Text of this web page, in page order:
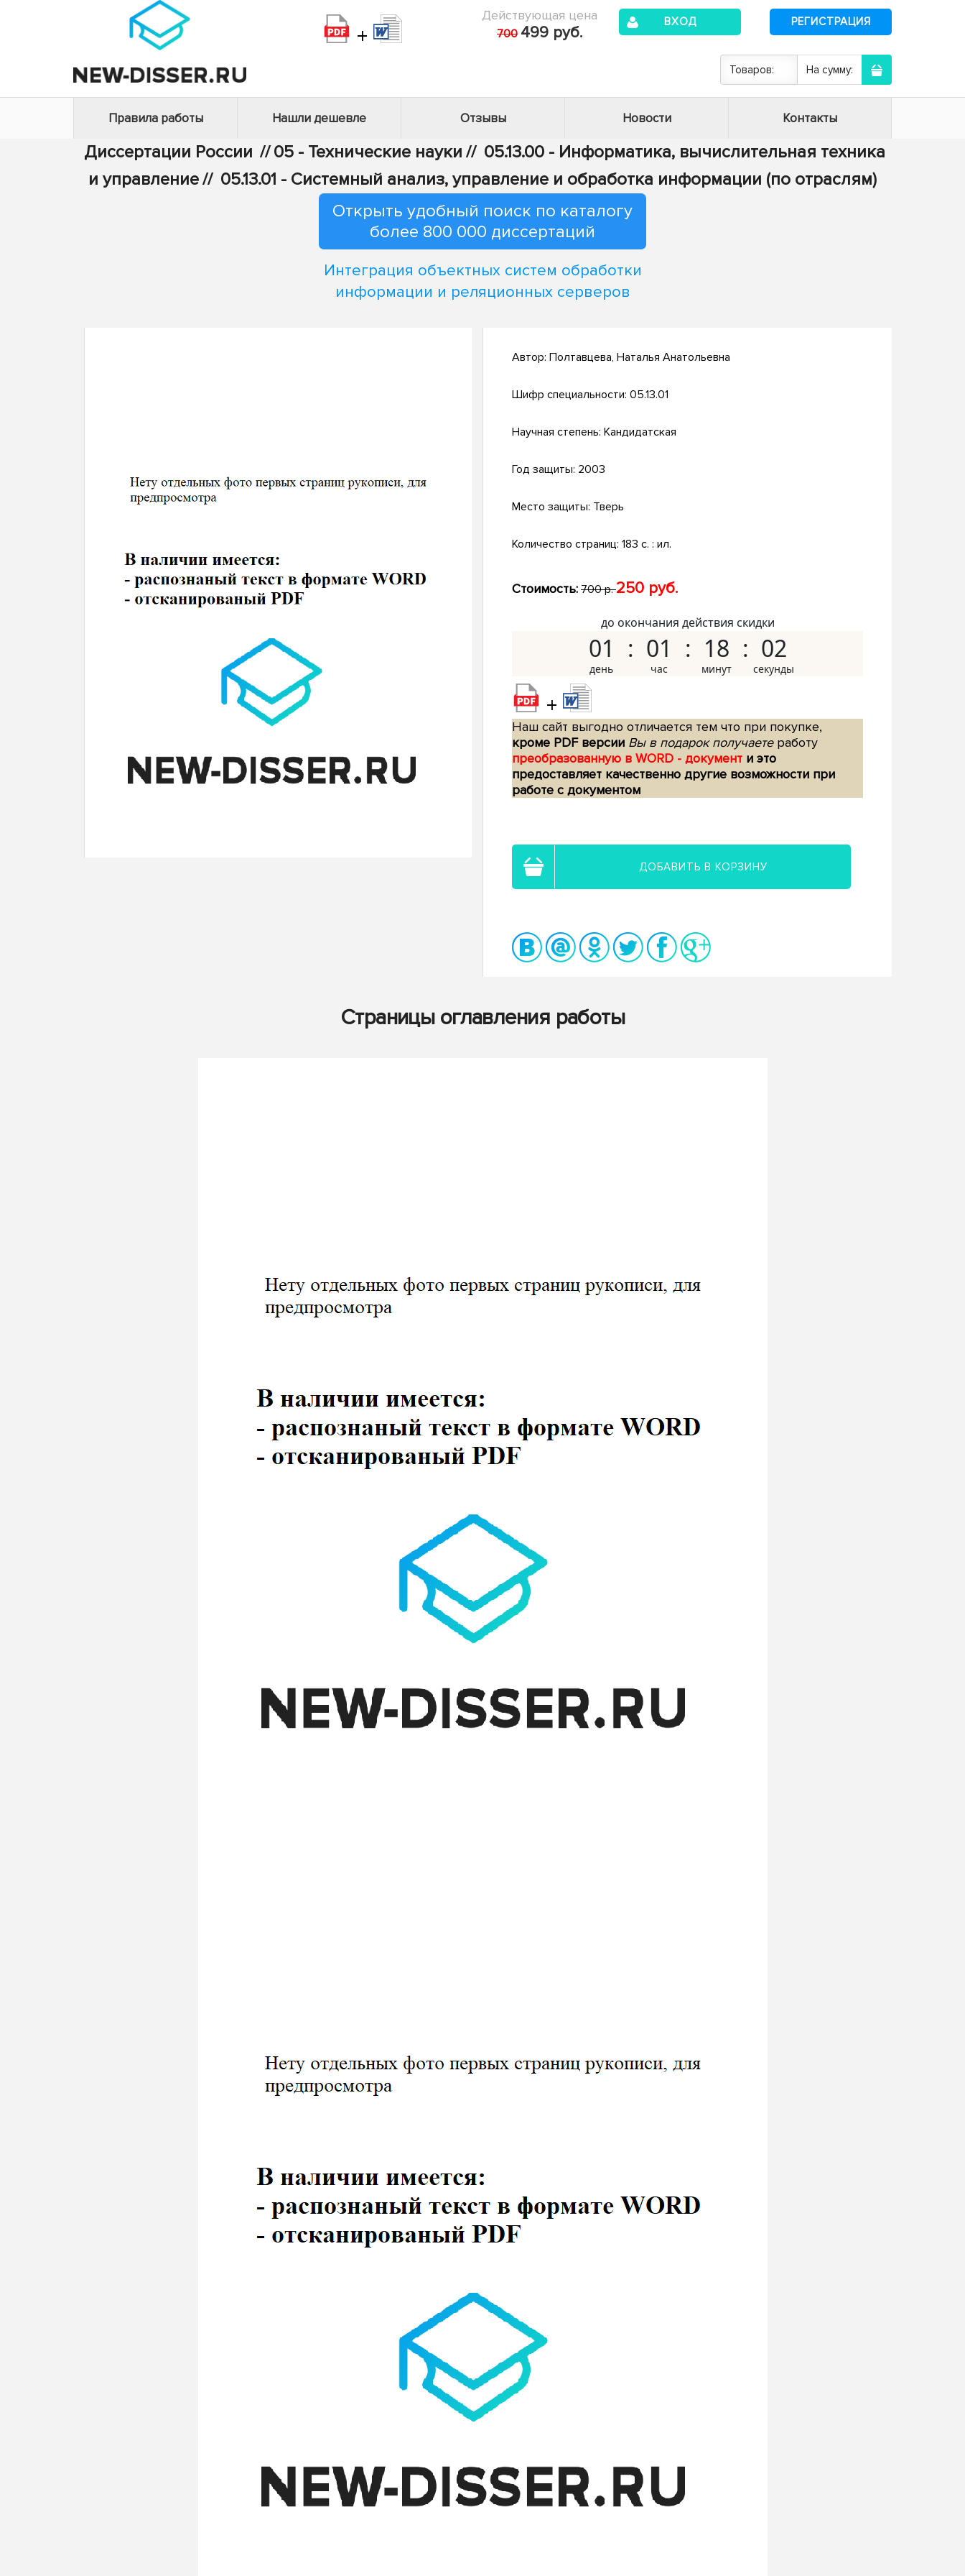
+
Действующая цена
700 499 руб.
ВХОД РЕГИСТРАЦИЯ
Товаров: На сумму:
Правила работы Нашли дешевле Отзывы Новости Контакты
Диссертации России // 05 - Технические науки // 05.13.00 - Информатика, вычислительная техника
и управление// 05.13.01 - Системный анализ, управление и обработка информации (по отраслям)
Открыть удобный поиск по каталогу
более 800 000 диссертаций
Интеграция объектных систем обработки
информации и реляционных серверов
Автор: Полтавцева, Наталья Анатольевна
Шифр специальности: 05.13.01
Научная степень: Кандидатская
Год защиты: 2003
Место защиты: Тверь
Количество страниц: 183 с. : ил.
Стоимость: 700 р.250 руб.
до окончания действия скидки
01 01 18 01
+
Наш сайт выгодно отличается тем что при покупке,
кроме PDF версии Вы в подарок получаетеработу
преобразованную в WORD - документ и это
предоставляет качественно другие возможности при
работе с документом
ДОБАВИТЬ В КОРЗИНУ
Страницы оглавления работы